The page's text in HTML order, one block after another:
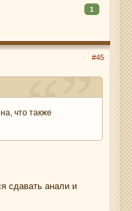
1
#45
что также
сдавать анали и